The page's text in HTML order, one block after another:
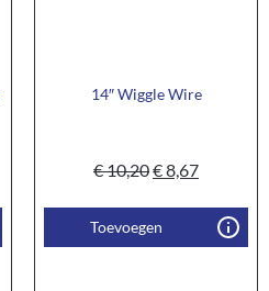
14″ Wiggle Wire
€10,20€8,67
Toevoegen